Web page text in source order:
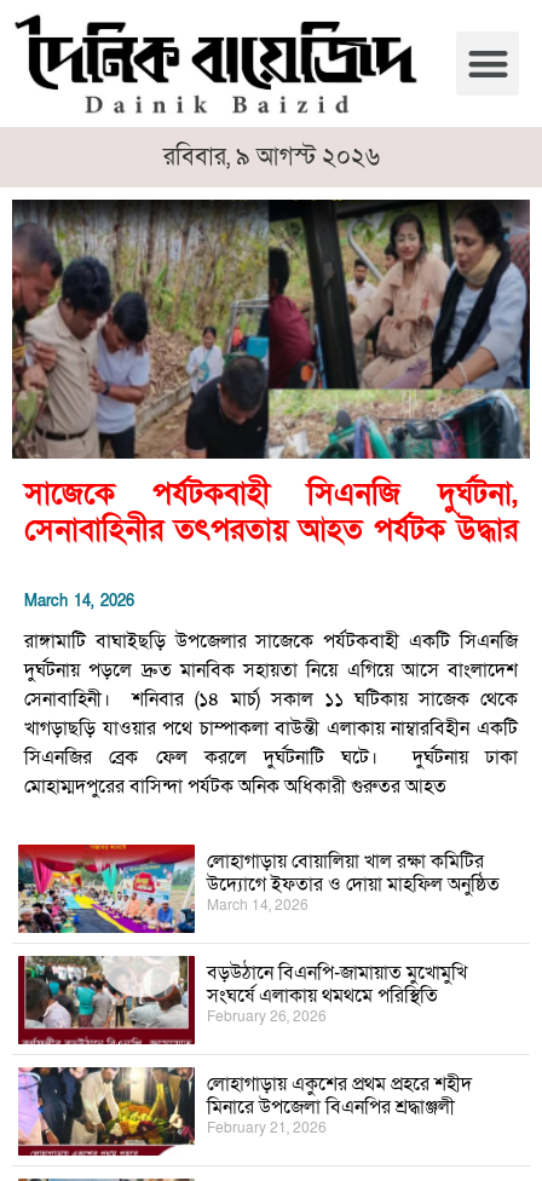
রবিবার, ৯ আগস্ট ২০২৬
সাজেকে পর্যটকবাহী সিএনজি দুর্ঘটনা,
সেনাবাহিনীর তৎপরতায় আহত পর্যটক উদ্ধার
March 14, 2026
রাঙ্গামাটি বাঘাইছড়ি উপজেলার সাজেকে পর্যটকবাহী একটি সিএনজি
দুর্ঘটনায় পড়লে দ্রুত মানবিক সহায়তা নিয়ে এগিয়ে আসে বাংলাদেশ
সেনাবাহিনী। ‎ শনিবার (১৪ মার্চ) সকাল ১১ ঘটিকায় সাজেক থেকে
খাগড়াছড়ি যাওয়ার পথে চাম্পাকলা বাউন্তী এলাকায় নাম্বারবিহীন একটি
সিএনজির ব্রেক ফেল করলে দুর্ঘটনাটি ঘটে। ‎ ‎দুর্ঘটনায় ঢাকা
মোহাম্মদপুরের বাসিন্দা পর্যটক অনিক অধিকারী গুরুতর আহত
লোহাগাড়ায় বোয়ালিয়া খাল রক্ষা কমিটির
উদ্যোগে ইফতার ও দোয়া মাহফিল অনুষ্ঠিত
March 14, 2026
বড়উঠানে বিএনপি-জামায়াত মুখোমুখি
সংঘর্ষে এলাকায় থমথমে পরিস্থিতি
February 26, 2026
লোহাগাড়ায় একুশের প্রথম প্রহরে শহীদ
মিনারে উপজেলা বিএনপির শ্রদ্ধাঞ্জলী
February 21, 2026